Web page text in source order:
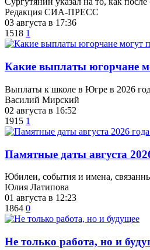
Редакция СИА-ПРЕСС
03 августа в 17:36
1518 1
Какие выплаты югорчане
Выплаты к школе в Югре в 2026
Василий Мирский
02 августа в 16:52
1915 1
​Памятные даты августа
Юбилеи, события и имена,
Юлия Латипова
01 августа в 12:23
1864 0
​Не только работа, но и